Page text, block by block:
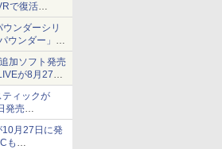
で復活
セールが実施
ンダーシリ
ウンダー」を
使用した超大
加ソフト発売
が8月27日
ティックが
発売
載。予約受付
10月27日に発
も